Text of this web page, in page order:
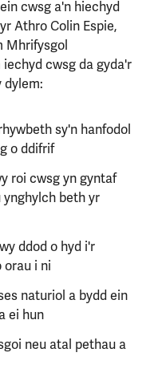
cwsg a'n hiechyd
Athro Colin Espie,
Mhrifysgol
cwsg da gyda'r
dylem:
sy'n hanfodol
o ddifrif
roi cwsg yn gyntaf
beth yr
ddod o hyd i'r
orau i ni
naturiol a bydd ein
ei hun
neu atal pethau a